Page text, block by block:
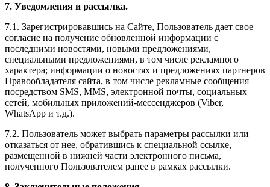
7. Уведомления и рассылка.
7.1. Зарегистрировавшись на Сайте, Пользователь дает свое
согласие на получение обновленной информации с
последними новостями, новыми предложениями,
специальными предложениями, в том числе рекламного
характера; информации о новостях и предложениях партнеров
Правообладателя сайта, в том числе рекламные сообщения
посредством SMS, MMS, электронной почты, социальных
сетей, мобильных приложений-мессенджеров (Viber,
WhatsApp и т.д.).
7.2. Пользователь может выбрать параметры рассылки или
отказаться от нее, обратившись к специальной ссылке,
размещенной в нижней части электронного письма,
полученного Пользователем ранее в рамках рассылки.